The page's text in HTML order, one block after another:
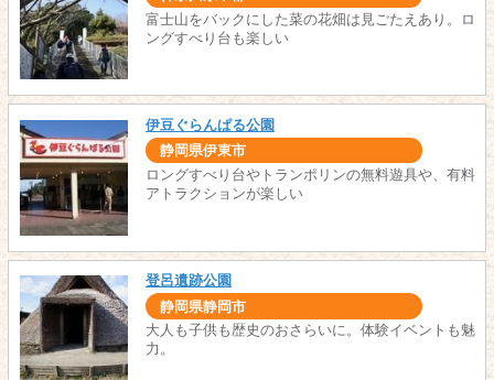
富士山をバックにした菜の花畑は見ごたえあり。ロ
ングすべり台も楽しい
伊豆ぐらんぱる公園
静岡県伊東市
ロングすべり台やトランポリンの無料遊具や、有料
アトラクションが楽しい
登呂遺跡公園
静岡県静岡市
大人も子供も歴史のおさらいに。体験イベントも魅
力。